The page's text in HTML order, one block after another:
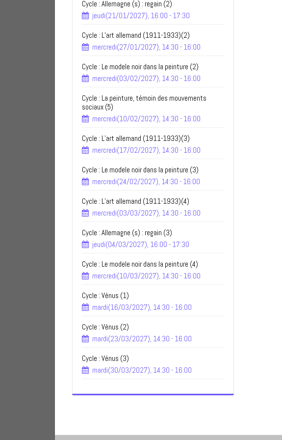
Cycle : Allemagne (s) : regain (2)
jeudi(21/01/2027), 16:00 - 17:30
Cycle : L’art allemand (1911-1933)(2)
mercredi(27/01/2027), 14:30 - 16:00
Cycle : Le modele noir dans la peinture (2)
mercredi(03/02/2027), 14:30 - 16:00
Cycle : La peinture, témoin des mouvements
sociaux (5)
mercredi(10/02/2027), 14:30 - 16:00
Cycle : L’art allemand (1911-1933)(3)
mercredi(17/02/2027), 14:30 - 16:00
Cycle : Le modele noir dans la peinture (3)
mercredi(24/02/2027), 14:30 - 16:00
Cycle : L’art allemand (1911-1933)(4)
mercredi(03/03/2027), 14:30 - 16:00
Cycle : Allemagne (s) : regain (3)
jeudi(04/03/2027), 16:00 - 17:30
Cycle : Le modele noir dans la peinture (4)
mercredi(10/03/2027), 14:30 - 16:00
Cycle : Vénus (1)
mardi(16/03/2027), 14:30 - 16:00
Cycle : Vénus (2)
mardi(23/03/2027), 14:30 - 16:00
Cycle : Vénus (3)
mardi(30/03/2027), 14:30 - 16:00